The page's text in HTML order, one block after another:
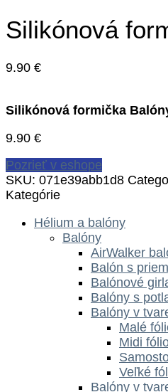
Silikónová
9.90 €
Silikónová formička
9.90 €
Pozrieť v eshope
SKU: 071e39abb1d8
Kategórie
Hélium a balóny
Balóny
AirWalker
Balón s
Balónové
Balóny s
Balóny v
Malé
Midi
Veľké
Balóny v